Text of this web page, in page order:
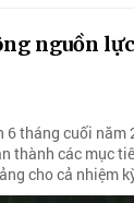
nguồn
6 tháng cuối năm
thành các mục
cho cả nhiệm